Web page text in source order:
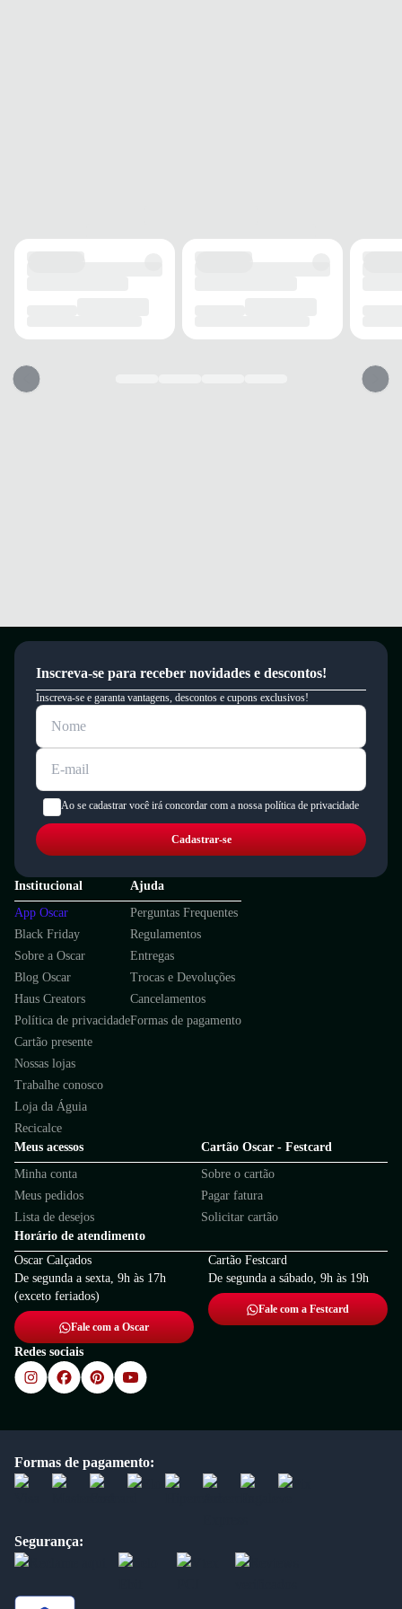
Inscreva-se para receber novidades e descontos!
Inscreva-se e garanta vantagens, descontos e cupons exclusivos!
Ao se cadastrar você irá concordar com a nossa política de privacidade
Cadastrar-se
Institucional
App Oscar
Black Friday
Sobre a Oscar
Blog Oscar
Haus Creators
Política de privacidade
Cartão presente
Nossas lojas
Trabalhe conosco
Loja da Águia
Recicalce
Ajuda
Perguntas Frequentes
Regulamentos
Entregas
Trocas e Devoluções
Cancelamentos
Formas de pagamento
Meus acessos
Minha conta
Meus pedidos
Lista de desejos
Cartão Oscar - Festcard
Sobre o cartão
Pagar fatura
Solicitar cartão
Horário de atendimento
Oscar Calçados
De segunda a sexta, 9h às 17h
(exceto feriados)
Fale com a Oscar
Cartão Festcard
De segunda a sábado, 9h às 19h
Fale com a Festcard
Redes sociais
Formas de pagamento:
Segurança: